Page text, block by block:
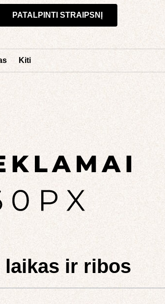
PATALPINTI STRAIPSNĮ
Kiti
laikas ir ribos